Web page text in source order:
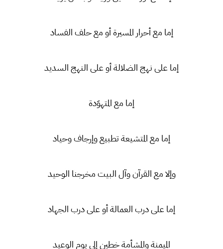
إما مع أحرار المسيرة أو مع حلف الفساد
إما على نهج الضلالة أو على النهج السديد
إما مع المتهوّدة
إما مع المتشيعة تطبيع وإرجاف وحياد
وإلا مع القرآن وآل البيت مخرجنا الوحيد
إما على درب العمالة أو على درب الجهاد
الميمنة والمشأمة خطين إلى يوم الوعيد